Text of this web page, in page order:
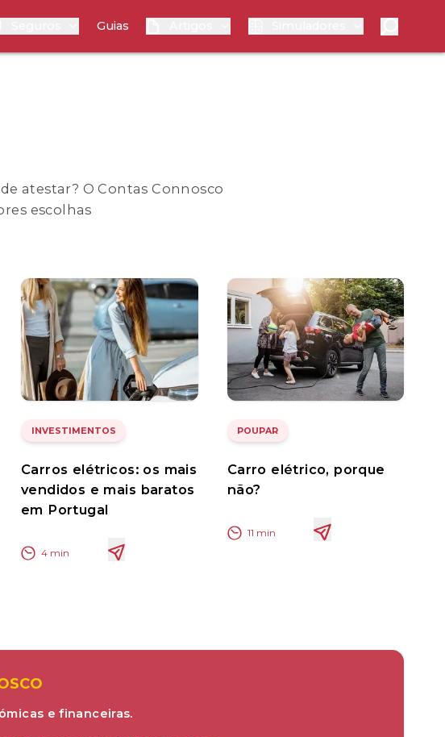
Guias
atestar? O Contas Connosco
escolhas
INVESTIMENTOS
Carros elétricos: os mais
vendidos e mais baratos
em Portugal
4 min
POUPAR
Carro elétrico, porque
não?
11 min
e financeiras.